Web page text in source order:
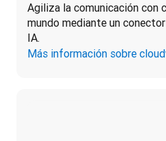
Agiliza la comunicación con
mundo mediante un
IA.
Más información sobre